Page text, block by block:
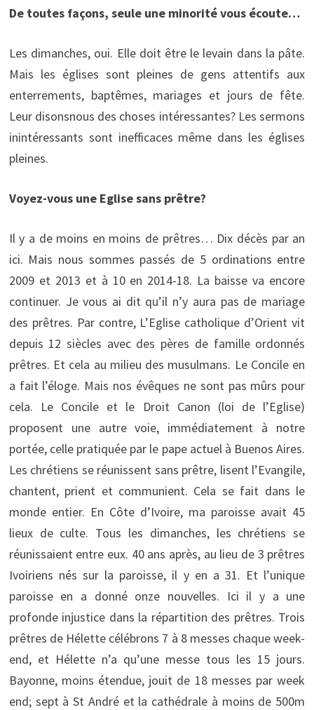
De toutes façons, seule une minorité vous écoute…
Les dimanches, oui. Elle doit être le levain dans la pâte.
Mais les églises sont pleines de gens attentifs aux
enterrements, baptêmes, mariages et jours de fête.
Leur disonsnous des choses intéressantes? Les sermons
inintéressants sont inefficaces même dans les églises
pleines.
Voyez-vous une Eglise sans prêtre?
Il y a de moins en moins de prêtres… Dix décès par an
ici. Mais nous sommes passés de 5 ordinations entre
2009 et 2013 et à 10 en 2014-18. La baisse va encore
continuer. Je vous ai dit qu’il n’y aura pas de mariage
des prêtres. Par contre, L’Eglise catholique d’Orient vit
depuis 12 siècles avec des pères de famille ordonnés
prêtres. Et cela au milieu des musulmans. Le Concile en
a fait l’éloge. Mais nos évêques ne sont pas mûrs pour
cela. Le Concile et le Droit Canon (loi de l’Eglise)
proposent une autre voie, immédiatement à notre
portée, celle pratiquée par le pape actuel à Buenos Aires.
Les chrétiens se réunissent sans prêtre, lisent l’Evangile,
chantent, prient et communient. Cela se fait dans le
monde entier. En Côte d’Ivoire, ma paroisse avait 45
lieux de culte. Tous les dimanches, les chrétiens se
réunissaient entre eux. 40 ans après, au lieu de 3 prêtres
Ivoiriens nés sur la paroisse, il y en a 31. Et l’unique
paroisse en a donné onze nouvelles. Ici il y a une
profonde injustice dans la répartition des prêtres. Trois
prêtres de Hélette célébrons 7 à 8 messes chaque week-
end, et Hélette n’a qu’une messe tous les 15 jours.
Bayonne, moins étendue, jouit de 18 messes par week
end; sept à St André et la cathédrale à moins de 500m